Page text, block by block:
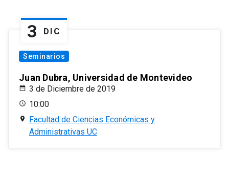
3 DIC
Seminarios
Juan Dubra, Universidad de Montevideo
3 de Diciembre de 2019
10:00
Facultad de Ciencias Económicas y
Administrativas UC